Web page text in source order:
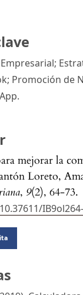
Promoción de
mejorar la
Loreto,
, 9(2), 64-73.